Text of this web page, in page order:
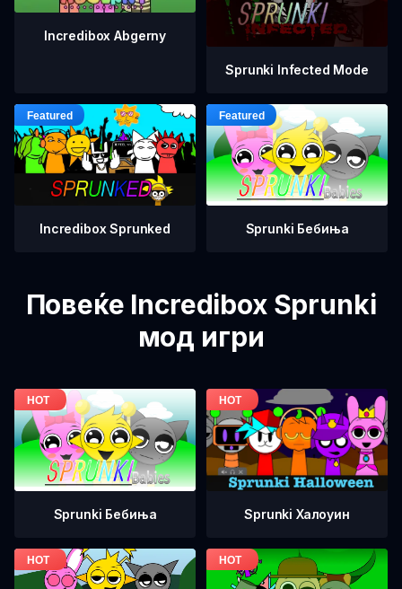
Incredibox Abgerny
Sprunki Infected Mode
Incredibox Sprunked Sprunki Бебиња
Повеќе Incredibox Sprunki
мод игри
Sprunki Бебиња Sprunki Халоуин